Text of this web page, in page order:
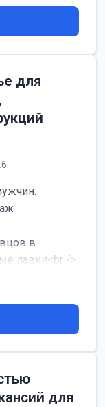
для
в
лавки<br />
для